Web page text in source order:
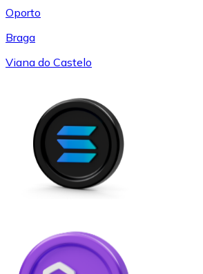
Oporto
Braga
Viana do Castelo